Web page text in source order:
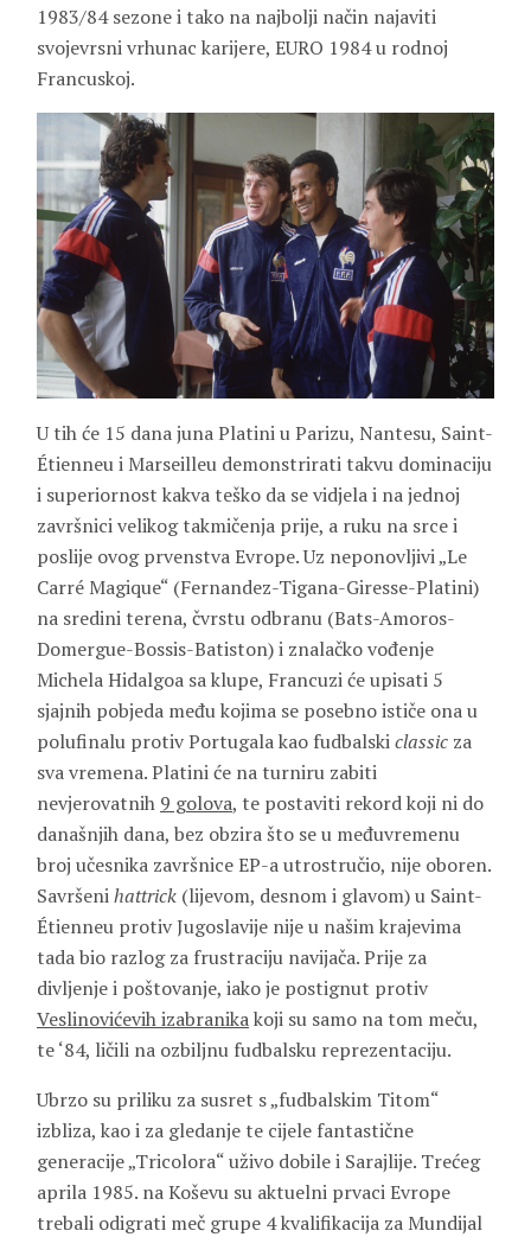
1983/84 sezone i tako na najbolji način najaviti
svojevrsni vrhunac karijere, EURO 1984 u rodnoj
Francuskoj.
U tih će 15 dana juna Platini u Parizu, Nantesu, Saint-
Étienneu i Marseilleu demonstrirati takvu dominaciju
i superiornost kakva teško da se vidjela i na jednoj
završnici velikog takmičenja prije, a ruku na srce i
poslije ovog prvenstva Evrope. Uz neponovljivi „Le
Carré Magique“ (Fernandez-Tigana-Giresse-Platini)
na sredini terena, čvrstu odbranu (Bats-Amoros-
Domergue-Bossis-Batiston) i znalačko vođenje
Michela Hidalgoa sa klupe, Francuzi će upisati 5
sjajnih pobjeda među kojima se posebno ističe ona u
polufinalu protiv Portugala kao fudbalskiclassic za
sva vremena. Platini će na turniru zabiti
nevjerovatnih 9 golova, te postaviti rekord koji ni do
današnjih dana, bez obzira što se u međuvremenu
broj učesnika završnice EP-a utrostručio, nije oboren.
Savršenihattrick (lijevom, desnom i glavom) u Saint-
Étienneu protiv Jugoslavije nije u našim krajevima
tada bio razlog za frustraciju navijača. Prije za
divljenje i poštovanje, iako je postignut protiv
Veslinovićevih izabranikakoji su samo na tom meču,
te ‘84, ličili na ozbiljnu fudbalsku reprezentaciju.
Ubrzo su priliku za susret s „fudbalskim Titom“
izbliza, kao i za gledanje te cijele fantastične
generacije „Tricolora“ uživo dobile i Sarajlije. Trećeg
aprila 1985. na Koševu su aktuelni prvaci Evrope
trebali odigrati meč grupe 4 kvalifikacija za Mundijal